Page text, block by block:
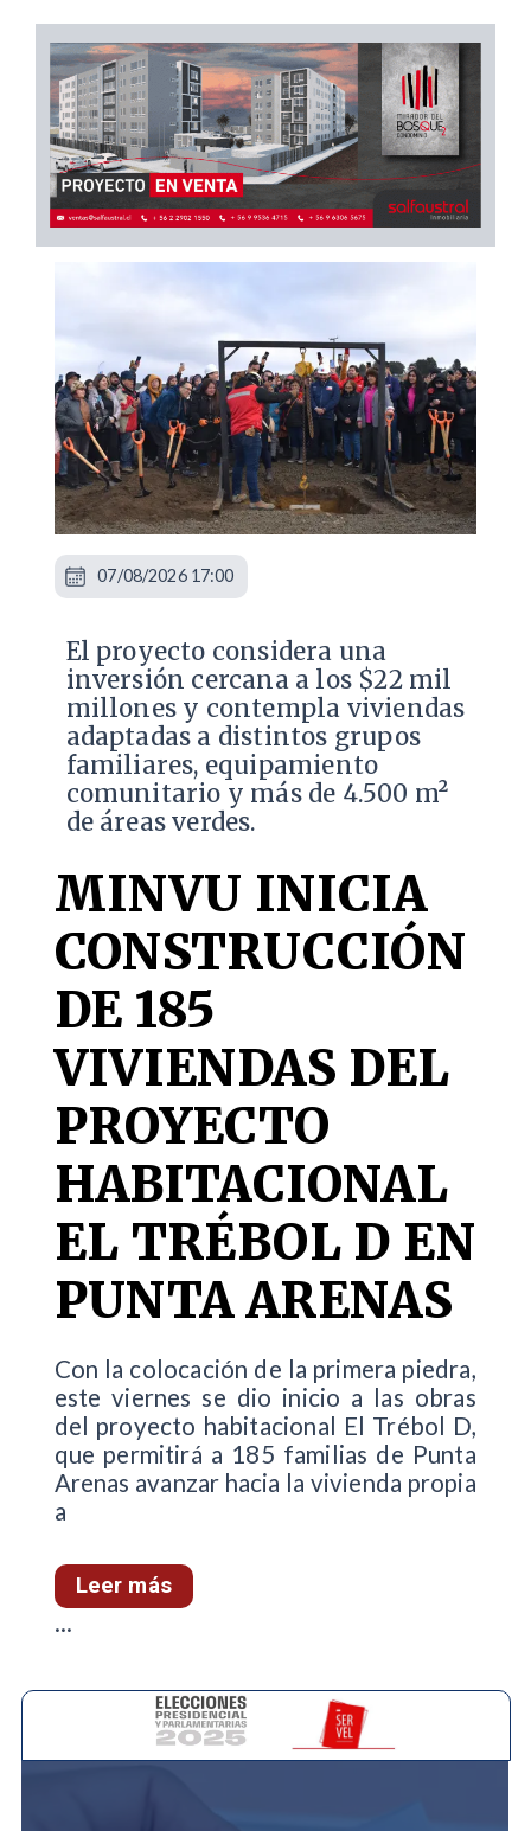
El proyecto considera una
inversión cercana a los $22 mil
millones y contempla viviendas
adaptadas a distintos grupos
familiares, equipamiento
comunitario y más de 4.500 m²
de áreas verdes.
MINVU INICIA
CONSTRUCCIÓN
DE 185
VIVIENDAS DEL
PROYECTO
HABITACIONAL
EL TRÉBOL D EN
PUNTA ARENAS
Con la colocación de la primera piedra,
este viernes se dio inicio a las obras
del proyecto habitacional El Trébol D,
que permitirá a 185 familias de Punta
Arenas avanzar hacia la vivienda propia
a
Leer más
07/08/2026 17:00
...